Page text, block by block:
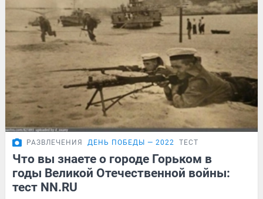
РАЗВЛЕЧЕНИЯ ДЕНЬ ПОБЕДЫ — 2022 ТЕСТ
Что вы знаете о городе Горьком в
годы Великой Отечественной войны:
тест NN.RU